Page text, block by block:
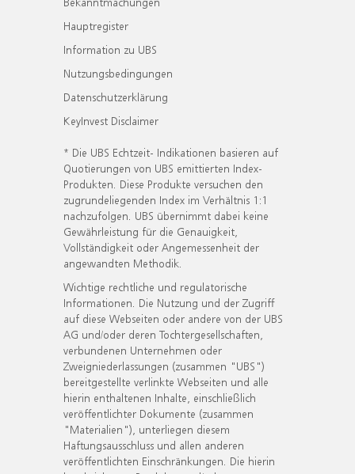
Hauptregister
Information zu UBS
Nutzungsbedingungen
Datenschutzerklärung
KeyInvest Disclaimer
* Die UBS Echtzeit- Indikationen basieren auf
Quotierungen von UBS emittierten Index-
Produkten. Diese Produkte versuchen den
zugrundeliegenden Index im Verhältnis 1:1
nachzufolgen. UBS übernimmt dabei keine
Gewährleistung für die Genauigkeit,
Vollständigkeit oder Angemessenheit der
angewandten Methodik.
Wichtige rechtliche und regulatorische
Informationen. Die Nutzung und der Zugriff
auf diese Webseiten oder andere von der UBS
AG und/oder deren Tochtergesellschaften,
verbundenen Unternehmen oder
Zweigniederlassungen (zusammen "UBS")
bereitgestellte verlinkte Webseiten und alle
hierin enthaltenen Inhalte, einschließlich
veröffentlichter Dokumente (zusammen
"Materialien"), unterliegen diesem
Haftungsausschluss und allen anderen
veröffentlichten Einschränkungen. Die hierin